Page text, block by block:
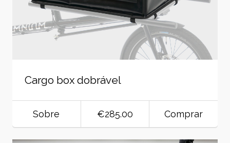
Cargo box dobrável
Sobre €285.00 Comprar